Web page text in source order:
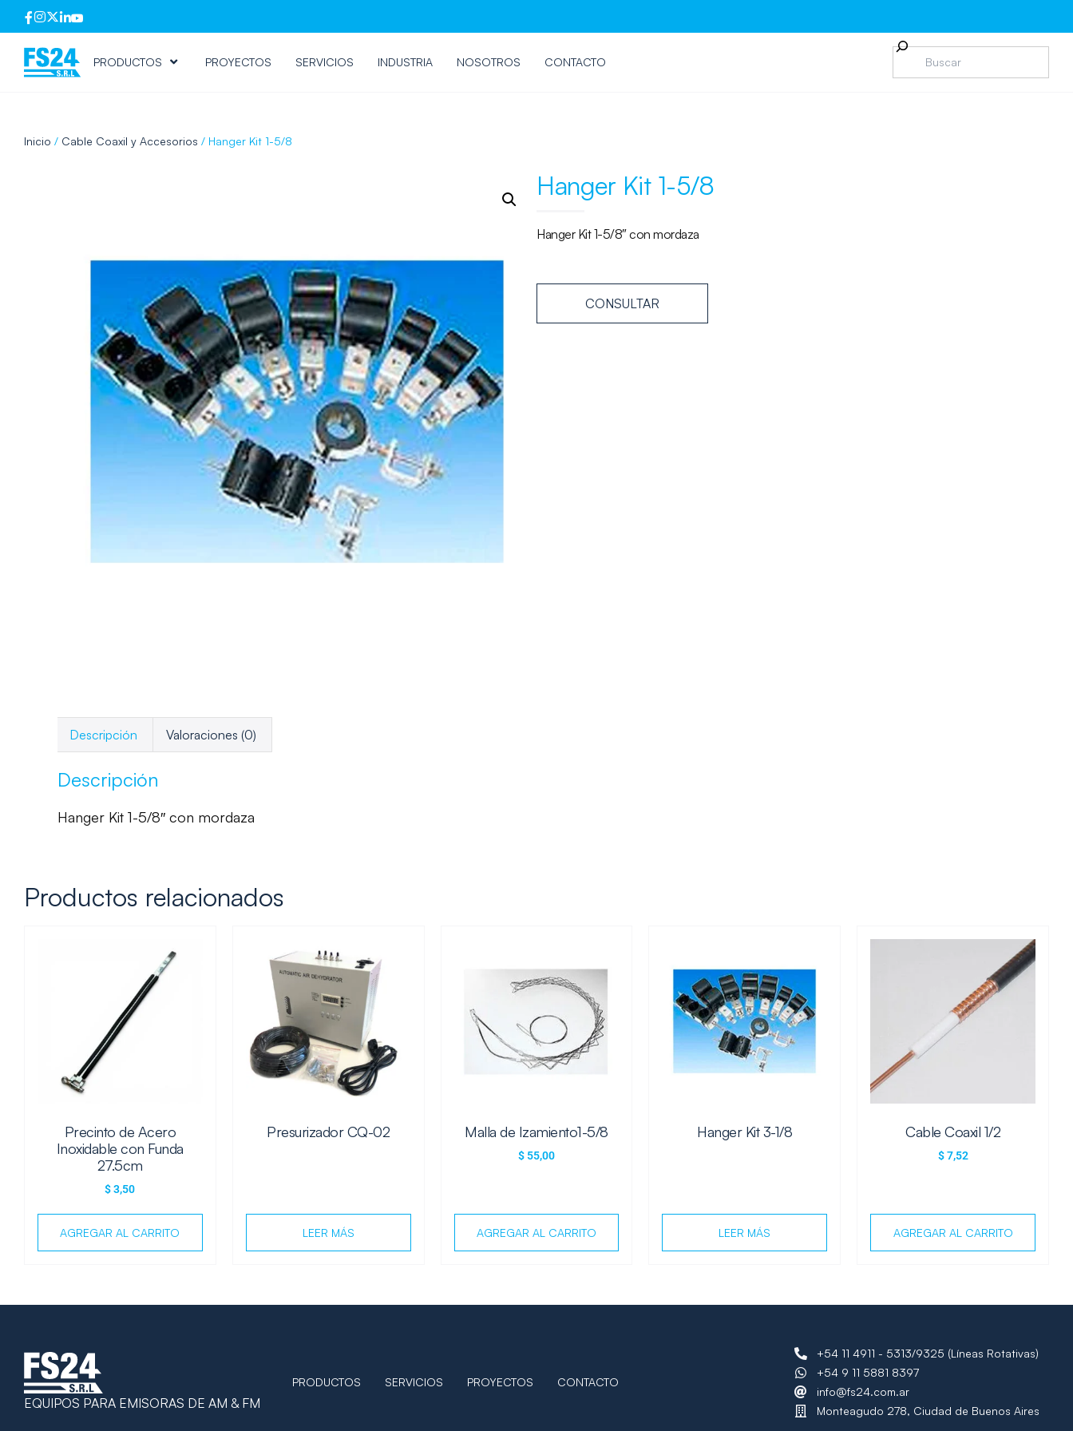
PRODUCTOS PROYECTOS SERVICIOS INDUSTRIA NOSOTROS CONTACTO
Inicio / Cable Coaxil y Accesorios / Hanger Kit 1-5/8
Hanger Kit 1-5/8
Hanger Kit 1-5/8″ con mordaza
CONSULTAR
Descripción Valoraciones (0)
Descripción
Hanger Kit 1-5/8″ con mordaza
Productos relacionados
Precinto de Acero
Inoxidable con Funda
27.5cm
$3,50
AGREGAR AL CARRITO
Presurizador CQ-02
LEER MÁS
Malla de Izamiento1-5/8
$55,00
AGREGAR AL CARRITO
Hanger Kit 3-1/8
LEER MÁS
Cable Coaxil 1/2
$7,52
AGREGAR AL CARRITO
EQUIPOS PARA EMISORAS DE AM & FM
PRODUCTOS SERVICIOS PROYECTOS CONTACTO
+54 11 4911 - 5313/9325 (Líneas Rotativas)
+54 9 11 5881 8397
info@fs24.com.ar
Monteagudo 278, Ciudad de Buenos Aires